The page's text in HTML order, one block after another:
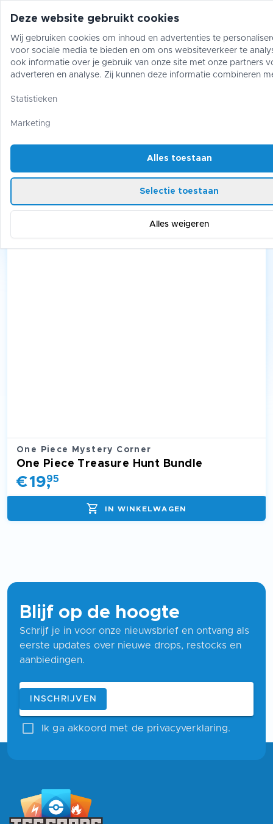
Pokémon One Piece Magic The
One Piece
One Piece: Mystery Corner
One Piece Mystery Corner
One Piece Treasure Hunt Bundle
€19,
95
IN WINKELWAGEN
Blijf op de hoogte
Schrijf je in voor onze nieuwsbrief en ontvang als
eerste updates over nieuwe drops, restocks en
aanbiedingen.
Blijf op de hoogte
E-mailadres
INSCHRIJVEN
Ik ga akkoord met de privacyverklaring.
Deze website gebruikt cookies
Wij gebruiken cookies om inhoud en advertenties te
voor sociale media te bieden en om ons websiteverkeer te
ook informatie over je gebruik van onze site met onze partners
adverteren en analyse. Zij kunnen deze informatie combineren
gebruik van hun diensten.
Statistieken
Marketing
Alles toestaan
Selectie toestaan
Alles weigeren